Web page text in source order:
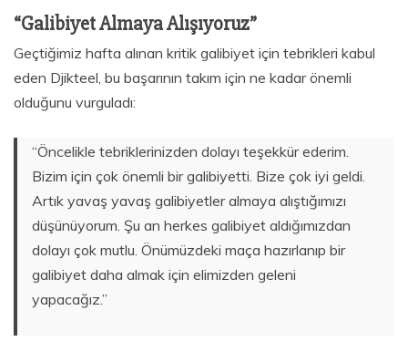
“Galibiyet Almaya Alışıyoruz”
Geçtiğimiz hafta alınan kritik galibiyet için tebrikleri kabul
eden Djikteel, bu başarının takım için ne kadar önemli
olduğunu vurguladı:
“Öncelikle tebriklerinizden dolayı teşekkür ederim.
Bizim için çok önemli bir galibiyetti. Bize çok iyi geldi.
Artık yavaş yavaş galibiyetler almaya alıştığımızı
düşünüyorum. Şu an herkes galibiyet aldığımızdan
dolayı çok mutlu. Önümüzdeki maça hazırlanıp bir
galibiyet daha almak için elimizden geleni
yapacağız.”